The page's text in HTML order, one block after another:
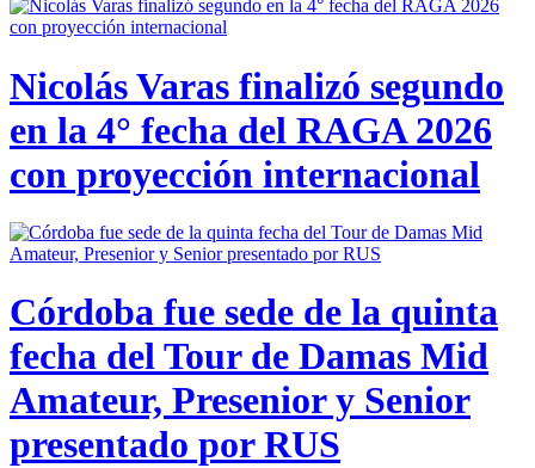
Nicolás Varas finalizó segundo
en la 4° fecha del RAGA 2026
con proyección internacional
Córdoba fue sede de la quinta
fecha del Tour de Damas Mid
Amateur, Presenior y Senior
presentado por RUS